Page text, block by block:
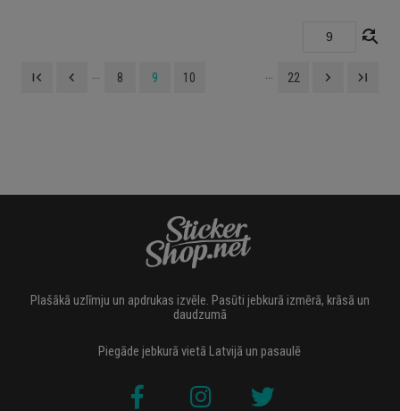
find_replace
first_page navigate_before 8 9 10 22 navigate_next last_page
Plašākā uzlīmju un apdrukas izvēle. Pasūti jebkurā izmērā, krāsā un
daudzumā
Piegāde jebkurā vietā Latvijā un pasaulē